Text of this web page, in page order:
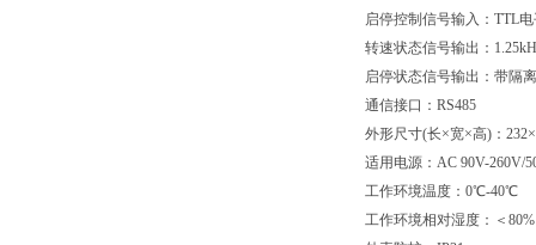
启停控制信号输入：TTL
转速状态信号输出：
启停状态信号输出：带隔
通信接口：RS485
外形尺寸(长×宽×高)：
适用电源：AC 90V-260V/
工作环境温度：0℃-40℃
工作环境相对湿度：＜80%